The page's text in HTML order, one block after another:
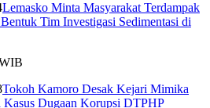
Lemasko Minta Masyarakat Terdampak
Tim Investigasi Sedimentasi di
Tokoh Kamoro Desak Kejari Mimika
Kasus Dugaan Korupsi DTPHP